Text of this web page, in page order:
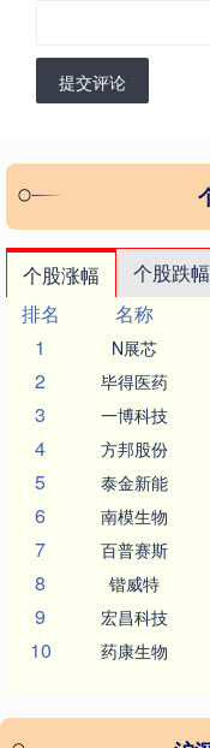
提交评论
个股涨幅 个股跌幅
排名
名称
1
N展芯
2 毕得医药
3 一博科技
4 方邦股份
5 泰金新能
6 南模生物
7 百普赛斯
8 锴威特
9 宏昌科技
10 药康生物